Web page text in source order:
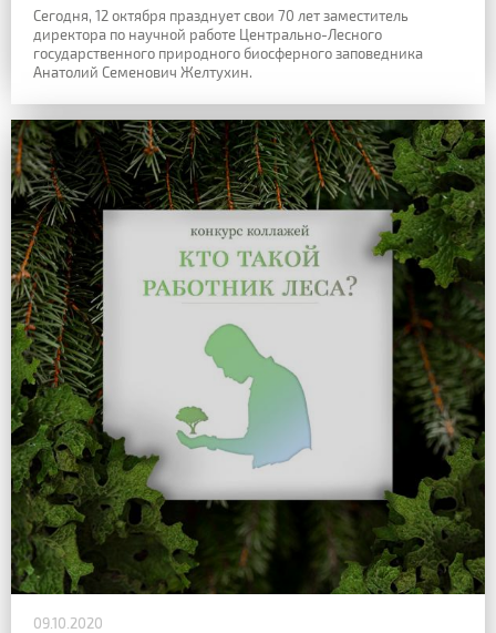
Сегодня, 12 октября празднует свои 70 лет заместитель
директора по научной работе Центрально-Лесного
государственного природного биосферного заповедника
Анатолий Семенович Желтухин.
09.10.2020